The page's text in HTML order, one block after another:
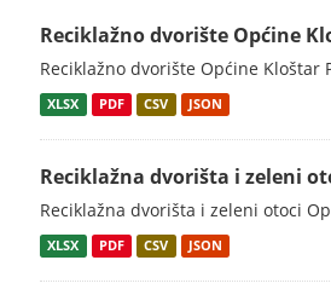
Reciklažno dvorište Općine
Reciklažno dvorište Općine Kloštar
XLSX PDF CSV JSON
Reciklažna dvorišta i zeleni
Reciklažna dvorišta i zeleni otoci
XLSX PDF CSV JSON